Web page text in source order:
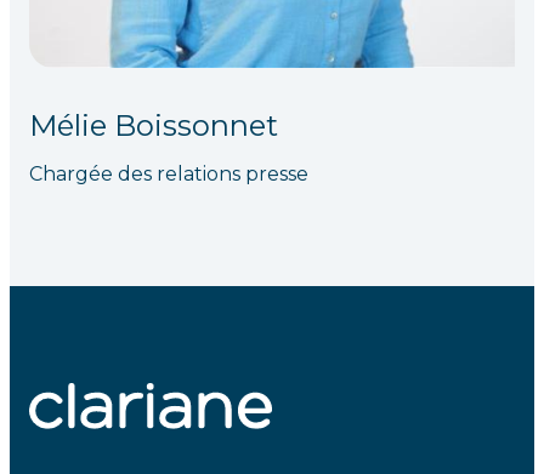
Mélie Boissonnet
Chargée des relations presse